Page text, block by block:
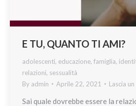
E TU, QUANTO TI AMI?
adolescenti, educazione, famiglia,
relazioni, sessualità
By admin Aprile 22, 2021 Lascia
Sai quale dovrebbe essere la